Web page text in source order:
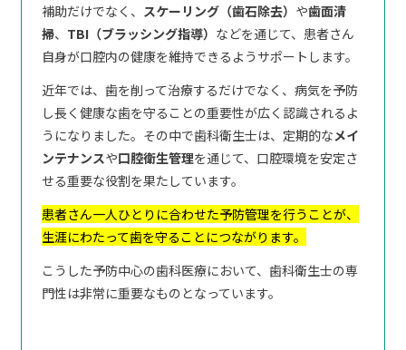
補助だけでなく、 スケーリング（歯石除去） や歯面清
掃、 TBI（ブラッシング指導） などを通じて、患者さん
自身が口腔内の健康を維持できるようサポートします。
近年では、歯を削って治療するだけでなく、病気を予防
し長く健康な歯を守ることの重要性が広く認識されるよ
うになりました。その中で歯科衛生士は、定期的なメイ
ンテナンスや口腔衛生管理を通じて、口腔環境を安定さ
せる重要な役割を果たしています。
患者さん一人ひとりに合わせた予防管理を行うことが、
生涯にわたって歯を守ることにつながります。
こうした予防中心の歯科医療において、歯科衛生士の専
門性は非常に重要なものとなっています。